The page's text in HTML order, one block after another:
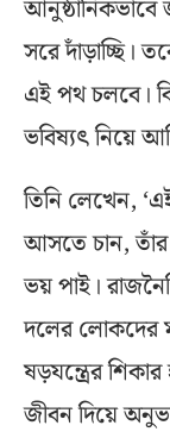
সরে দাঁড়াচ্ছি।
এই পথ চলবে।
ভবিষ্যৎ নিয়ে
তিনি লেখেন,
আসতে চান,
ভয় পাই।
দলের লোকদের
ষড়যন্ত্রের
জীবন দিয়ে